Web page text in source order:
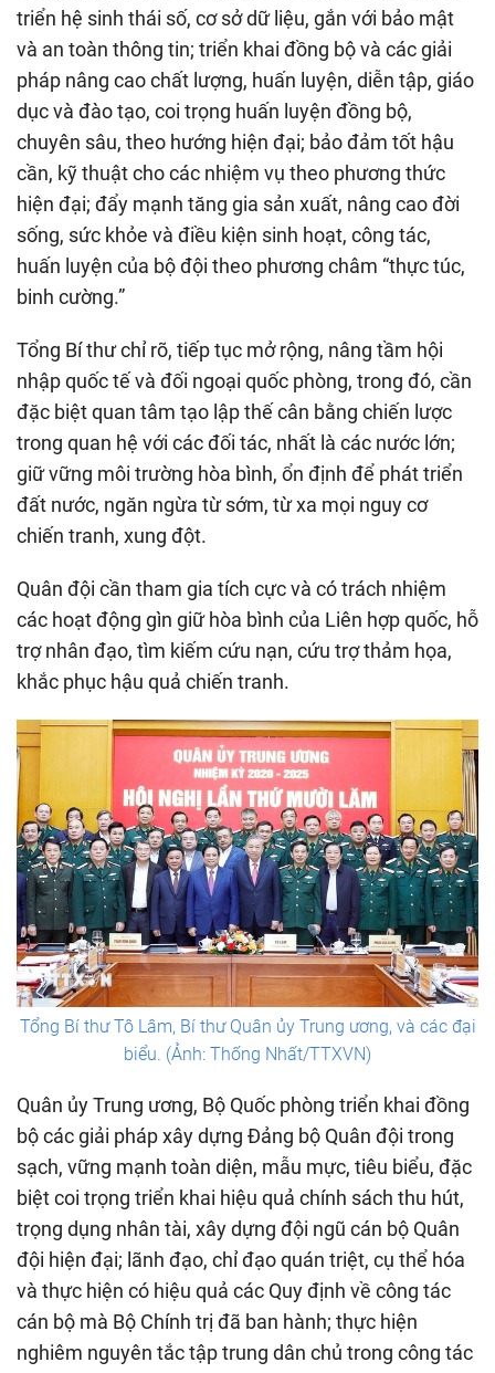
triển hệ sinh thái số, cơ sở dữ liệu, gắn với bảo mật
và an toàn thông tin; triển khai đồng bộ và các giải
pháp nâng cao chất lượng, huấn luyện, diễn tập, giáo
dục và đào tạo, coi trọng huấn luyện đồng bộ,
chuyên sâu, theo hướng hiện đại; bảo đảm tốt hậu
cần, kỹ thuật cho các nhiệm vụ theo phương thức
hiện đại; đẩy mạnh tăng gia sản xuất, nâng cao đời
sống, sức khỏe và điều kiện sinh hoạt, công tác,
huấn luyện của bộ đội theo phương châm “thực túc,
binh cường.”
Tổng Bí thư chỉ rõ, tiếp tục mở rộng, nâng tầm hội
nhập quốc tế và đối ngoại quốc phòng, trong đó, cần
đặc biệt quan tâm tạo lập thế cân bằng chiến lược
trong quan hệ với các đối tác, nhất là các nước lớn;
giữ vững môi trường hòa bình, ổn định để phát triển
đất nước, ngăn ngừa từ sớm, từ xa mọi nguy cơ
chiến tranh, xung đột.
Quân đội cần tham gia tích cực và có trách nhiệm
các hoạt động gìn giữ hòa bình của Liên hợp quốc, hỗ
trợ nhân đạo, tìm kiếm cứu nạn, cứu trợ thảm họa,
khắc phục hậu quả chiến tranh.
Tổng Bí thư Tô Lâm, Bí thư Quân ủy Trung ương, và các đại
biểu. (Ảnh: Thống Nhất/TTXVN)
Quân ủy Trung ương, Bộ Quốc phòng triển khai đồng
bộ các giải pháp xây dựng Đảng bộ Quân đội trong
sạch, vững mạnh toàn diện, mẫu mực, tiêu biểu, đặc
biệt coi trọng triển khai hiệu quả chính sách thu hút,
trọng dụng nhân tài, xây dựng đội ngũ cán bộ Quân
đội hiện đại; lãnh đạo, chỉ đạo quán triệt, cụ thể hóa
và thực hiện có hiệu quả các Quy định về công tác
cán bộ mà Bộ Chính trị đã ban hành; thực hiện
nghiêm nguyên tắc tập trung dân chủ trong công tác